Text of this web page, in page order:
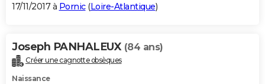
17/11/2017 à Pornic(Loire-Atlantique)
Joseph PANHALEUX (84 ans)
Créer une cagnotte obsèques
Naissance